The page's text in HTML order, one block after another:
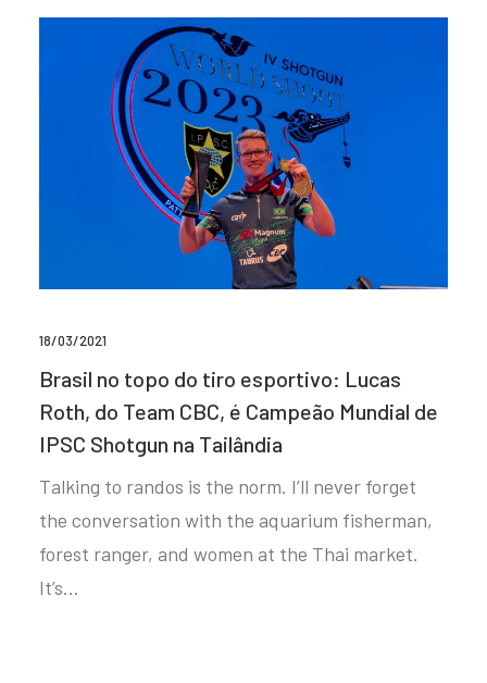
18/03/2021
Brasil no topo do tiro esportivo: Lucas
Roth, do Team CBC, é Campeão Mundial de
IPSC Shotgun na Tailândia
Talking to randos is the norm. I’ll never forget
the conversation with the aquarium fisherman,
forest ranger, and women at the Thai market.
It’s…